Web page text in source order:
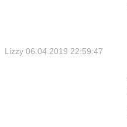
Lizzy 06.04.2019 22:59:47